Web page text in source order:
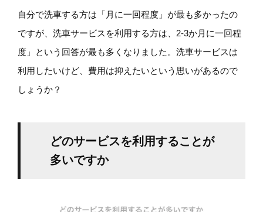
自分で洗車する方は「月に一回程度」が最も多かったの
ですが、洗車サービスを利用する方は、2-3か月に一回程
度」という回答が最も多くなりました。洗車サービスは
利用したいけど、費用は抑えたいという思いがあるので
しょうか？
どのサービスを利用することが
多いですか